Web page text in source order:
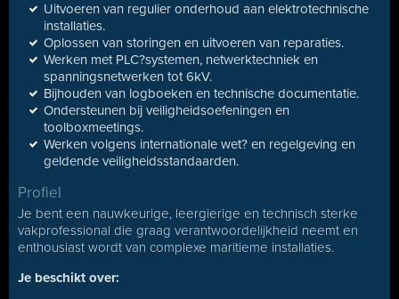
Uitvoeren van regulier onderhoud aan elektrotechnische
installaties.
Oplossen van storingen en uitvoeren van reparaties.
Werken met PLC?systemen, netwerktechniek en
spanningsnetwerken tot 6kV.
Bijhouden van logboeken en technische documentatie.
Ondersteunen bij veiligheidsoefeningen en
toolboxmeetings.
Werken volgens internationale wet? en regelgeving en
geldende veiligheidsstandaarden.
Profiel
Je bent een nauwkeurige, leergierige en technisch sterke
vakprofessional die graag verantwoordelijkheid neemt en
enthousiast wordt van complexe maritieme installaties.
Je beschikt over: